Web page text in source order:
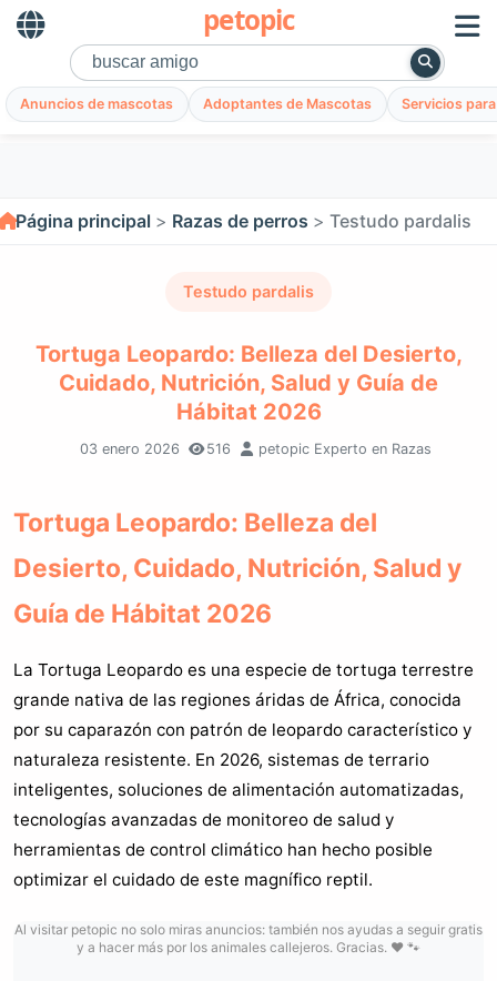
petopic
Anuncios de mascotas Adoptantes de Mascotas Servicios
Página principal Razas de perros Testudo pardalis
Testudo pardalis
Tortuga Leopardo: Belleza del Desierto,
Cuidado, Nutrición, Salud y Guía de
Hábitat 2026
03 enero 2026 516 petopic Experto en Razas
Tortuga Leopardo: Belleza del
Desierto, Cuidado, Nutrición, Salud y
Guía de Hábitat 2026
La Tortuga Leopardo es una especie de tortuga terrestre
grande nativa de las regiones áridas de África, conocida
por su caparazón con patrón de leopardo característico y
naturaleza resistente. En 2026, sistemas de terrario
inteligentes, soluciones de alimentación automatizadas,
tecnologías avanzadas de monitoreo de salud y
herramientas de control climático han hecho posible
optimizar el cuidado de este magnífico reptil.
Al visitar petopic no solo miras anuncios: también nos ayudas a seguir gratis
y a hacer más por los animales callejeros. Gracias. ❤️ 🐾